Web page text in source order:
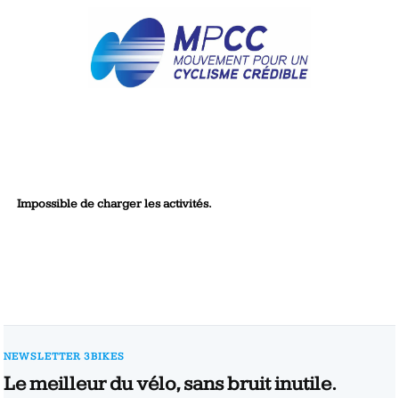
Impossible de charger les activités.
NEWSLETTER 3BIKES
Le meilleur du vélo, sans bruit inutile.